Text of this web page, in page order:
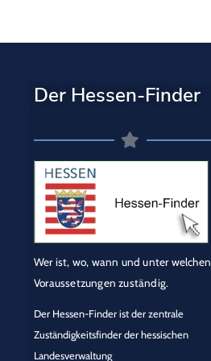
Der Hessen-Finder
Wer ist, wo, wann und unter welchen
Voraussetzungen zuständig.
Der Hessen-Finder ist der zentrale
Zuständigkeitsfinder der hessischen
Landesverwaltung